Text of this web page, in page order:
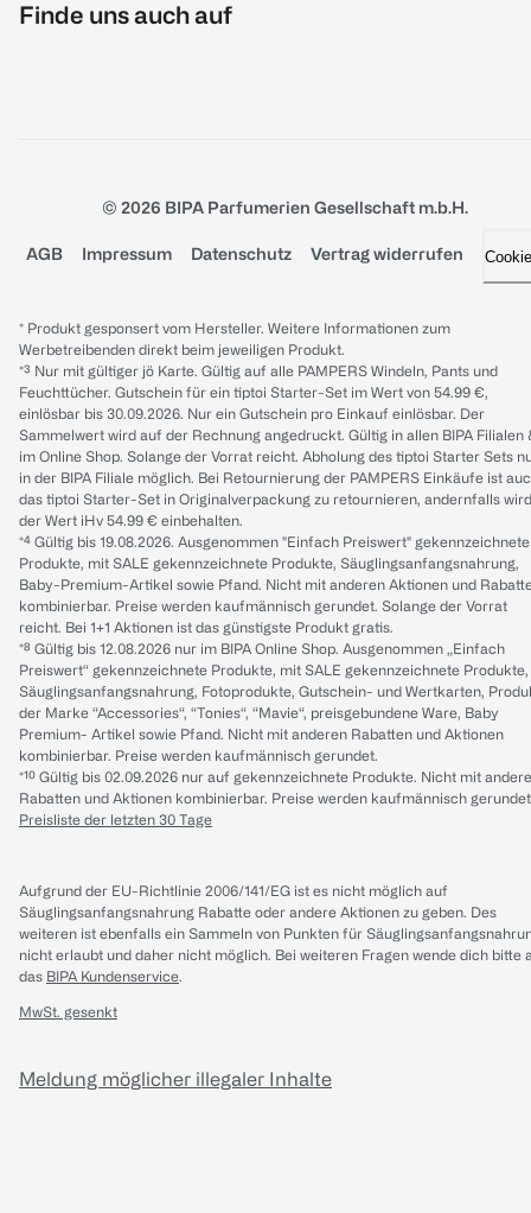
Finde uns auch auf
© 2026 BIPA Parfumerien Gesellschaft m.b.H.
AGB Impressum Datenschutz Vertrag widerrufen
* Produkt gesponsert vom Hersteller. Weitere Informationen zum
Werbetreibenden direkt beim jeweiligen Produkt.
*³ Nur mit gültiger jö Karte. Gültig auf alle PAMPERS Windeln, Pants und
Feuchttücher. Gutschein für ein tiptoi Starter-Set im Wert von 54.99 €,
einlösbar bis 30.09.2026. Nur ein Gutschein pro Einkauf einlösbar. Der
Sammelwert wird auf der Rechnung angedruckt. Gültig in allen BIPA Filialen
im Online Shop. Solange der Vorrat reicht. Abholung des tiptoi Starter Sets
in der BIPA Filiale möglich. Bei Retournierung der PAMPERS Einkäufe ist
das tiptoi Starter-Set in Originalverpackung zu retournieren, andernfalls wird
der Wert iHv 54.99 € einbehalten.
*⁴ Gültig bis 19.08.2026. Ausgenommen "Einfach Preiswert" gekennzeichnete
Produkte, mit SALE gekennzeichnete Produkte, Säuglingsanfangsnahrung,
Baby-Premium-Artikel sowie Pfand. Nicht mit anderen Aktionen und
kombinierbar. Preise werden kaufmännisch gerundet. Solange der Vorrat
reicht. Bei 1+1 Aktionen ist das günstigste Produkt gratis.
*⁸ Gültig bis 12.08.2026 nur im BIPA Online Shop. Ausgenommen „Einfach
Preiswert“ gekennzeichnete Produkte, mit SALE gekennzeichnete Produkte,
Säuglingsanfangsnahrung, Fotoprodukte, Gutschein- und Wertkarten,
der Marke “Accessories“, “Tonies“, “Mavie“, preisgebundene Ware, Baby
Premium- Artikel sowie Pfand. Nicht mit anderen Rabatten und Aktionen
kombinierbar. Preise werden kaufmännisch gerundet.
*¹⁰ Gültig bis 02.09.2026 nur auf gekennzeichnete Produkte. Nicht mit
Rabatten und Aktionen kombinierbar. Preise werden kaufmännisch
Preisliste der letzten 30 Tage
Aufgrund der EU-Richtlinie 2006/141/EG ist es nicht möglich auf
Säuglingsanfangsnahrung Rabatte oder andere Aktionen zu geben. Des
weiteren ist ebenfalls ein Sammeln von Punkten für
nicht erlaubt und daher nicht möglich. Bei weiteren Fragen wende dich bitte
das BIPA Kundenservice.
MwSt. gesenkt
Meldung möglicher illegaler Inhalte